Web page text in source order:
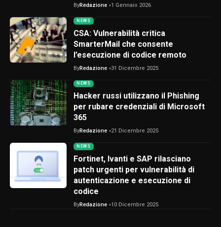
ByRedazione 1 Gennaio 2026
NEWS
CSA: Vulnerabilità critica
SmarterMail che consente
l’esecuzione di codice remoto
ByRedazione 31 Dicembre 2025
NEWS
Hacker russi utilizzano il Phishing
per rubare credenziali di Microsoft
365
ByRedazione 21 Dicembre 2025
NEWS
Fortinet, Ivanti e SAP rilasciano
patch urgenti per vulnerabilità di
autenticazione e esecuzione di
codice
ByRedazione 10 Dicembre 2025